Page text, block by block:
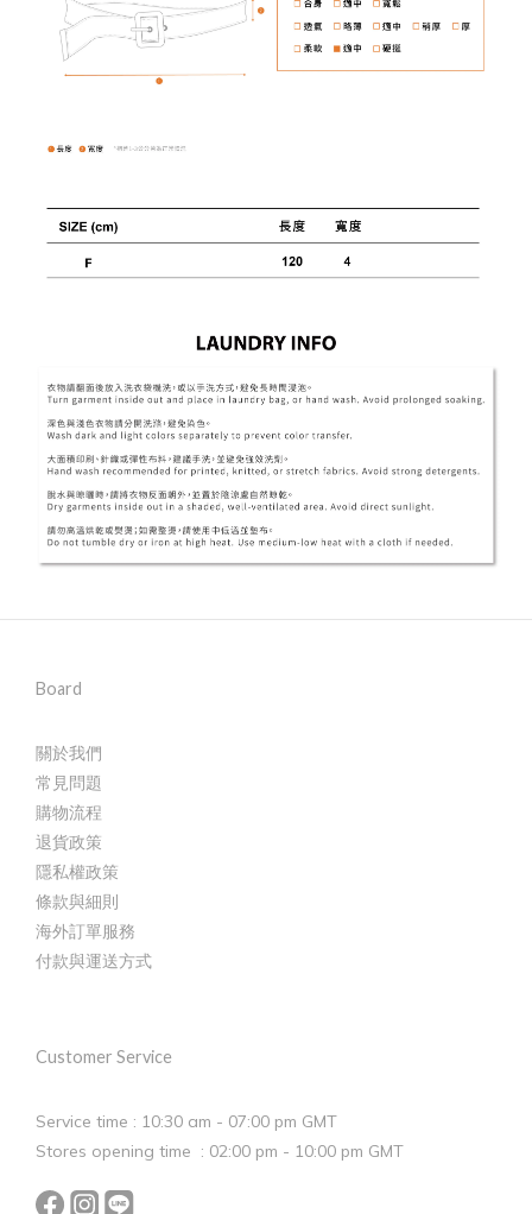
Board
關於我們
常見問題
購物流程
退貨政策
隱私權政策
條款與細則
海外訂單服務
付款與運送方式
Customer Service
Service time : 10:30 am - 07:00 pm GMT
Stores opening time : 02:00 pm - 10:00 pm GMT